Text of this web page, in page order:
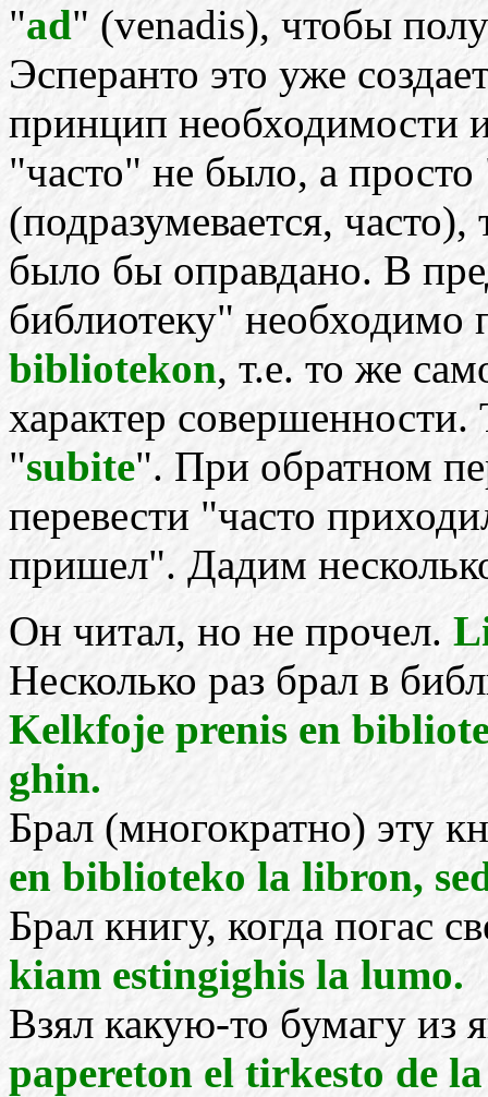
"ad" (venadis), чтобы
Эсперанто это уже
принцип необходимости
"часто" не было, а
(подразумевается,
было бы оправдано. В
библиотеку" необходимо
bibliotekon, т.е. то же
характер совершенности.
"subite". При обратном
перевести "часто
пришел". Дадим
Он читал, но не прочел.
Несколько раз брал в
Kelkfoje prenis en
ghin.
Брал (многократно) эту
en biblioteko la libron,
Брал книгу, когда погас
kiam estingighis la lumo.
Взял какую-то бумагу из
papereton el tirkesto de